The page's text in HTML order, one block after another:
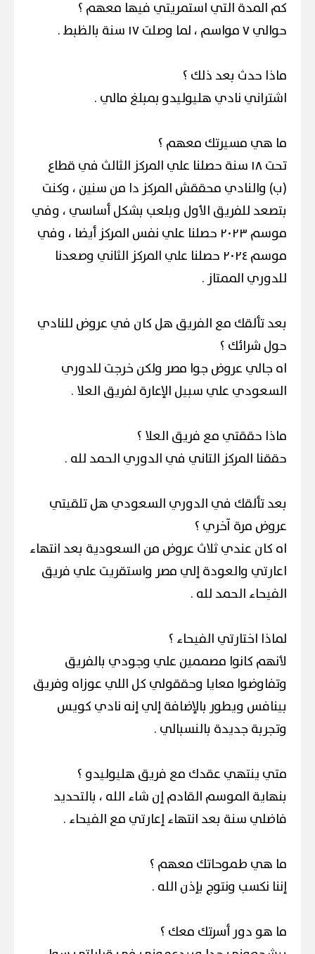
كم المدة التي استمريتي فيها معهم ؟
حوالي ٧ مواسم ، لما وصلت ١٧ سنة بالظبط .
ماذا حدث بعد ذلك ؟
اشتراني نادي هليوليدو بمبلغ مالي .
ما هي مسيرتك معهم ؟
تحت ١٨ سنة حصلنا علي المركز الثالث في قطاع
(ب) والنادي محققش المركز دا من سنين ، وكنت
بتصعد للفريق الأول وبلعب بشكل أساسي ، وفي
موسم ٢٠٢٣ حصلنا علي نفس المركز أيضا ، وفي
موسم ٢٠٢٤ حصلنا علي المركز الثاني وصعدنا
للدوري الممتاز .
بعد تألقك مع الفريق هل كان في عروض للنادي
حول شرائك ؟
اه جالي عروض جوا مصر ولكن خرجت للدوري
السعودي علي سبيل الإعارة لفريق العلا .
ماذا حققتي مع فريق العلا ؟
حققنا المركز التاني في الدوري الحمد لله .
بعد تألقك في الدوري السعودي هل تلقيتي
عروض مرة آخري ؟
اه كان عندي ثلاث عروض من السعودية بعد انتهاء
اعارتي والعودة إلي مصر واستقريت علي فريق
الفيحاء الحمد لله .
لماذا اختارتي الفيحاء ؟
لأنهم كانوا مصممين علي وجودي بالفريق
وتفاوضوا معايا وحققولي كل اللي عوزاه وفريق
بينافس ويطور بالإضافة إلي إنه نادي كويس
وتجربة جديدة بالنسبالي .
متي ينتهي عقدك مع فريق هليوليدو ؟
بنهاية الموسم القادم إن شاء الله ، بالتحديد
فاضلي سنة بعد انتهاء إعارتي مع الفيحاء .
ما هي طموحاتك معهم ؟
إننا نكسب ونتوج بإذن الله .
ما هو دور أسرتك معك ؟